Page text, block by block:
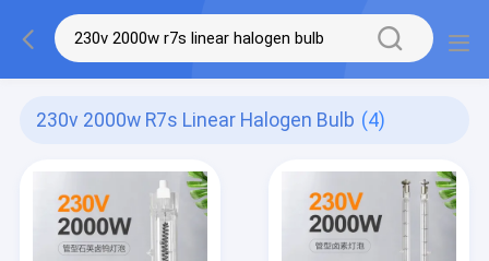
230v 2000w R7s Linear Halogen Bulb (4)